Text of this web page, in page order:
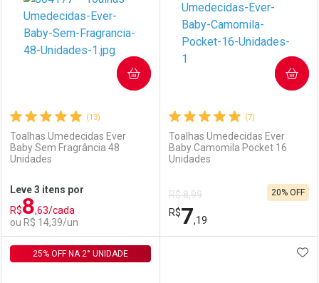
Comprar sem Desconto
Por R$ 58,99/cada
Comprar sem Desconto
Por R$ 58,99/cada
Comprar sem Desconto
Por R$ 7,19/cada
Comprar sem Desconto
Por R$ 7,19/cada
(13)
Toalhas Umedecidas Ever
Baby Sem Fragrância 48
Unidades
Leve 3 itens por
R$8,63/cada
ou R$ 14,39/un
COMPRAR
(7)
Toalhas Umedecidas Ever
Baby Camomila Pocket 16
Unidades
R$ 8,99
R$7,19
20% OFF
COMPRAR
25% OFF NA 2° UNIDADE